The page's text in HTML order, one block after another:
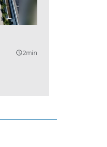
query_builder2min